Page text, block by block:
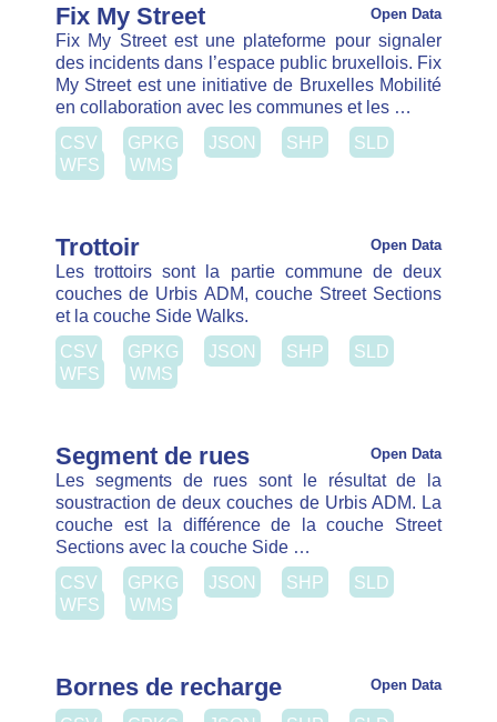
Trottoir Open Data
Les trottoirs sont la partie commune de deux
couches de Urbis ADM, couche Street Sections
et la couche Side Walks.
CSV
GPKG JSON SHP
SLD
WFS
WMS
Les segments de rues sont le résultat de la
soustraction de deux couches de Urbis ADM. La
couche est la différence de la couche Street
Sections avec la couche Side …
CSV
GPKG JSON SHP
SLD
WFS
WMS
Bornes de recharge Open Data
CSV GPKG JSON SHP
SLD
WFS
WMS
Points d'adresse Open Data
Les points d'adresse sont une couche de Urbis
SLD
WFS WMS